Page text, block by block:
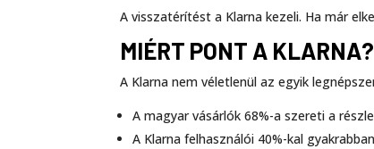
A visszatérítést a Klarna kezeli. Ha már
MIÉRT PONT A
A Klarna nem véletlenül az egyik
A magyar vásárlók 68%-a szereti a
A Klarna felhasználói 40%-kal